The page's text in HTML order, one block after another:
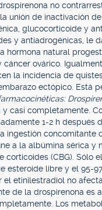
no
unión de inactivación
glucocorticoide y
y antiadrogénicas, le
hormona natural
ovárico.
la incidencia de
ectópico. Está
casi completamente.
1-2 h después
ingestión concomitante
a la albúmina sérica y
corticoides (CBG).
esteroide libre y el 95-
etinilestradiol no
de la drospirenona es
Los